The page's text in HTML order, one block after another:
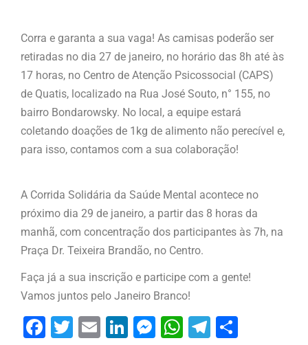
Corra e garanta a sua vaga! As camisas poderão ser
retiradas no dia 27 de janeiro, no horário das 8h até às
17 horas, no Centro de Atenção Psicossocial (CAPS)
de Quatis, localizado na Rua José Souto, n° 155, no
bairro Bondarowsky. No local, a equipe estará
coletando doações de 1kg de alimento não perecível e,
para isso, contamos com a sua colaboração!
A Corrida Solidária da Saúde Mental acontece no
próximo dia 29 de janeiro, a partir das 8 horas da
manhã, com concentração dos participantes às 7h, na
Praça Dr. Teixeira Brandão, no Centro.
Faça já a sua inscrição e participe com a gente!
Vamos juntos pelo Janeiro Branco!
Facebook
Twitter
EmailLinkedIn
Messenger
WhatsApp
Telegram